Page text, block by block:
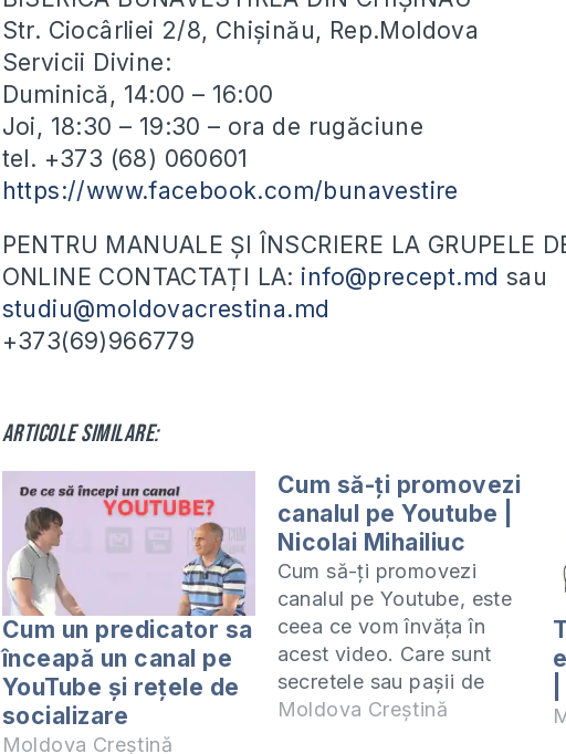
Str. Ciocârliei 2/8, Chișinău, Rep.Moldova
Servicii Divine:
Duminică, 14:00 – 16:00
Joi, 18:30 – 19:30 – ora de rugăciune
tel. +373 (68) 060601
https://www.facebook.com/bunavestire
PENTRU MANUALE ȘI ÎNSCRIERE LA GRUPELE
ONLINE CONTACTAȚI LA: info@precept.md sau
studiu@moldovacrestina.md
+373(69)966779
Articole similare:
Cum un predicator sa
înceapă un canal pe
YouTube și rețele de
socializare
Moldova Creștină
Cum să-ți promovezi
canalul pe Youtube |
Nicolai Mihailiuc
Cum să-ți promovezi
canalul pe Youtube, este
ceea ce vom învăța în
acest video. Care sunt
secretele sau pașii de
care trebuie să ții cont
Moldova Creștină